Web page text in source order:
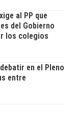
al PP que
del Gobierno
los colegios
en el Pleno
entre